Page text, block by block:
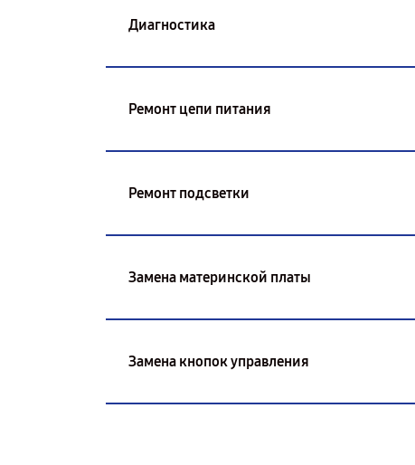
Диагностика
Ремонт цепи питания
Ремонт подсветки
Замена материнской платы
Замена кнопок управления